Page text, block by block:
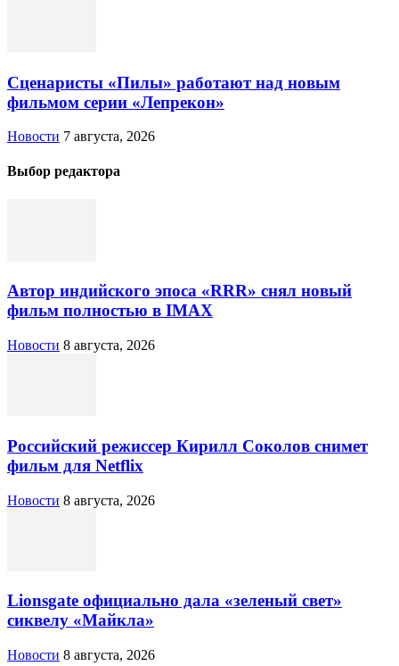
Сценаристы «Пилы» работают над новым
фильмом серии «Лепрекон»
Новости 7 августа, 2026
Выбор редактора
Автор индийского эпоса «RRR» снял новый
фильм полностью в IMAX
Новости 8 августа, 2026
Российский режиссер Кирилл Соколов снимет
фильм для Netflix
Новости 8 августа, 2026
Lionsgate официально дала «зеленый свет»
сиквелу «Майкла»
Новости 8 августа, 2026